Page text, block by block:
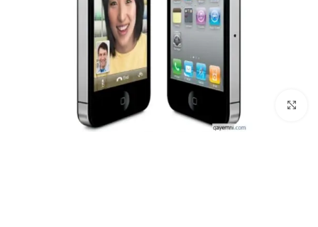
انقر للتكبير